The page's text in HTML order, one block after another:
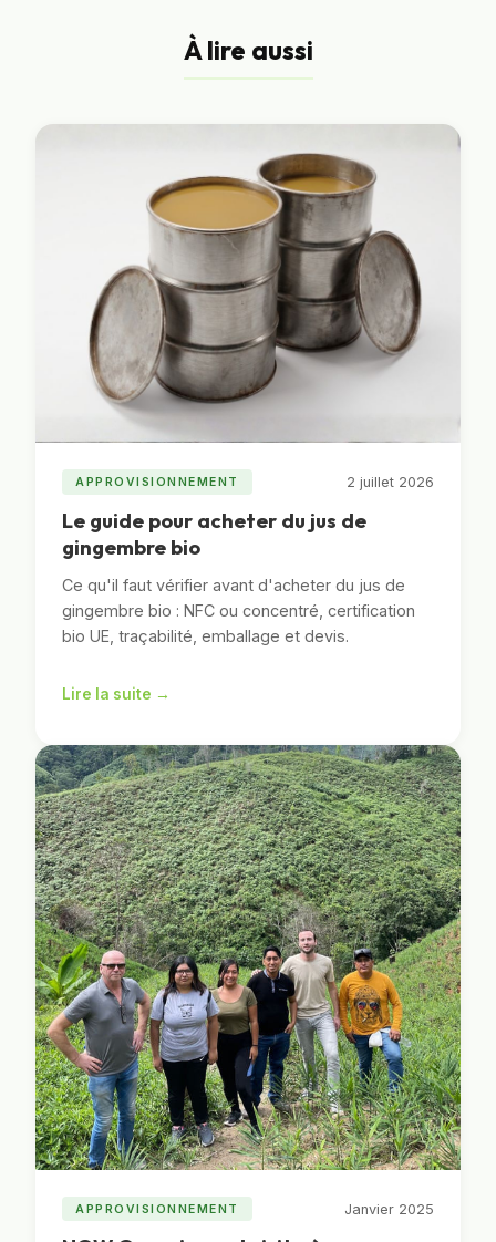
À lire aussi
APPROVISIONNEMENT 2 juillet 2026
Le guide pour acheter du jus de
gingembre bio
Ce qu'il faut vérifier avant d'acheter du jus de
gingembre bio : NFC ou concentré, certification
bio UE, traçabilité, emballage et devis.
Lire la suite →
APPROVISIONNEMENT Janvier 2025